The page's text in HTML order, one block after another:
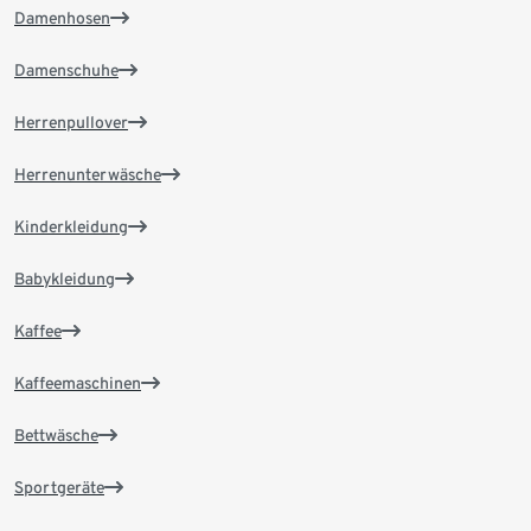
Damenhosen
Damenschuhe
Herrenpullover
Herrenunterwäsche
Kinderkleidung
Babykleidung
Kaffee
Kaffeemaschinen
Bettwäsche
Sportgeräte